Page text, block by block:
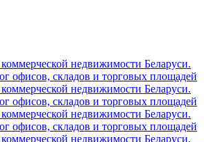
недвижимости Беларуси.
офисов, складов и торговых площадей
недвижимости Беларуси.
офисов, складов и торговых площадей
недвижимости Беларуси.
офисов, складов и торговых площадей
недвижимости Беларуси.